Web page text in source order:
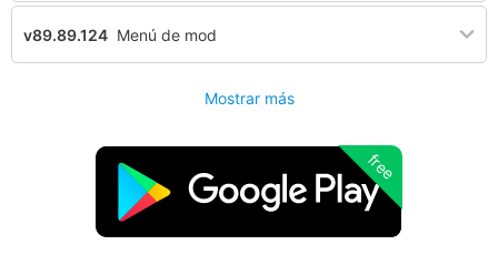
v89.89.124 Menú de mod
Mostrar más
free